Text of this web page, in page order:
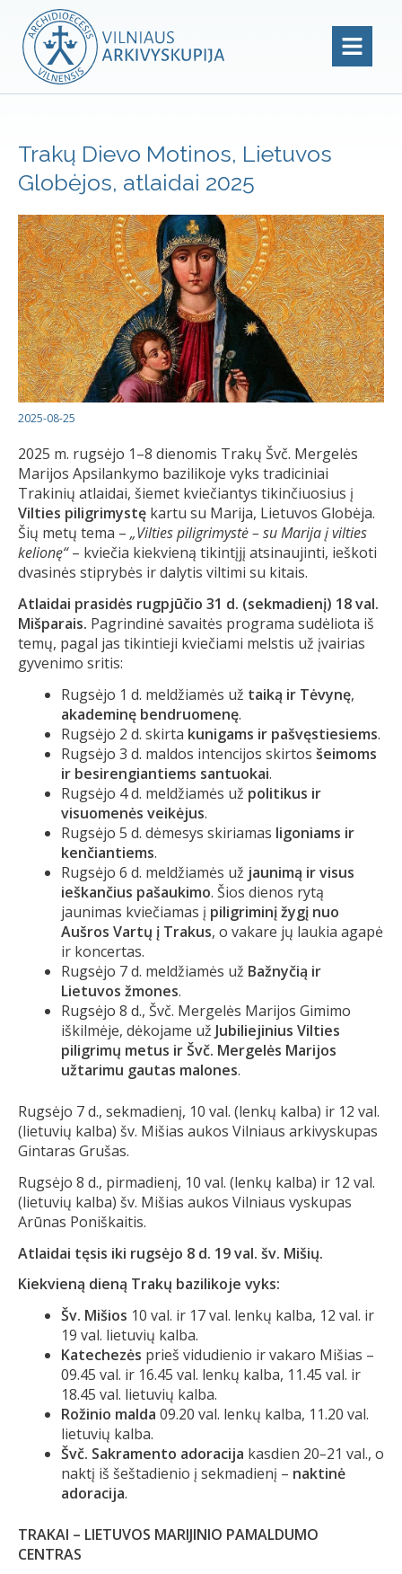
Trakų Dievo Motinos, Lietuvos
Globėjos, atlaidai 2025
2025-08-25
2025 m. rugsėjo 1–8 dienomis Trakų Švč. Mergelės
Marijos Apsilankymo bazilikoje vyks tradiciniai
Trakinių atlaidai, šiemet kviečiantys tikinčiuosius į
Vilties piligrimystę kartu su Marija, Lietuvos Globėja.
Šių metų tema – „Vilties piligrimystė – su Marija į vilties
kelionę“– kviečia kiekvieną tikintįjį atsinaujinti, ieškoti
dvasinės stiprybės ir dalytis viltimi su kitais.
Atlaidai prasidės rugpjūčio 31 d. (sekmadienį) 18 val.
Mišparais. Pagrindinė savaitės programa sudėliota iš
temų, pagal jas tikintieji kviečiami melstis už įvairias
gyvenimo sritis:
Rugsėjo 1 d. meldžiamės už taiką ir Tėvynę,
akademinę bendruomenę.
Rugsėjo 2 d. skirta kunigams ir pašvęstiesiems.
Rugsėjo 3 d. maldos intencijos skirtos šeimoms
ir besirengiantiems santuokai.
Rugsėjo 4 d. meldžiamės už politikus ir
visuomenės veikėjus.
Rugsėjo 5 d. dėmesys skiriamas ligoniams ir
kenčiantiems.
Rugsėjo 6 d. meldžiamės už jaunimą irvisus
ieškančius pašaukimo. Šios dienos rytą
jaunimas kviečiamas į piligriminį žygį nuo
Aušros Vartų į Trakus, o vakare jų laukia agapė
ir koncertas.
Rugsėjo 7 d. meldžiamės už Bažnyčią ir
Lietuvos žmones.
Rugsėjo 8 d., Švč. Mergelės Marijos Gimimo
iškilmėje, dėkojame už Jubiliejinius Vilties
piligrimų metus ir Švč. Mergelės Marijos
užtarimu gautas malones.
Rugsėjo 7 d., sekmadienį, 10 val. (lenkų kalba) ir 12 val.
(lietuvių kalba) šv. Mišias aukos Vilniaus arkivyskupas
Gintaras Grušas.
Rugsėjo 8 d., pirmadienį, 10 val. (lenkų kalba) ir 12 val.
(lietuvių kalba) šv. Mišias aukos Vilniaus vyskupas
Arūnas Poniškaitis.
Atlaidai tęsis iki rugsėjo 8 d. 19 val. šv. Mišių.
Kiekvieną dieną Trakų bazilikoje vyks:
Šv. Mišios 10 val. ir 17 val. lenkų kalba, 12 val. ir
19 val. lietuvių kalba.
Katechezės prieš vidudienio ir vakaro Mišias –
09.45 val. ir 16.45 val. lenkų kalba, 11.45 val. ir
18.45 val. lietuvių kalba.
Rožinio malda 09.20 val. lenkų kalba, 11.20 val.
lietuvių kalba.
Švč. Sakramento adoracija kasdien 20–21 val., o
naktį iš šeštadienio į sekmadienį – naktinė
adoracija.
TRAKAI – LIETUVOS MARIJINIO PAMALDUMO
CENTRAS